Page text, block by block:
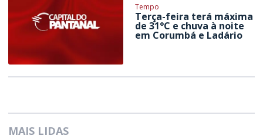
Tempo
Terça-feira terá máxima
de 31°C e chuva à noite
em Corumbá e Ladário
MAIS LIDAS